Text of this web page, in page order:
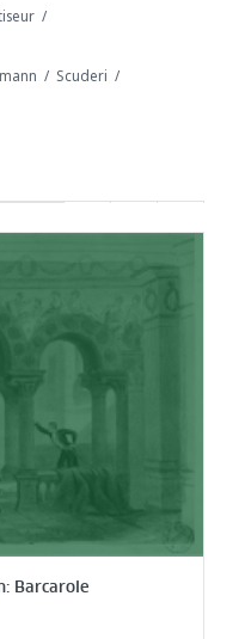
/
/ Scuderi /
Barcarole